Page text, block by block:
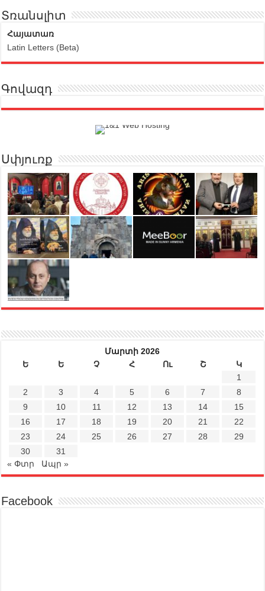
Տռանսլիտ
Հայատառ
Latin Letters (Beta)
Գովազդ
Սփյուռք
Մարտի 2026
Ե
Ե Չ Հ Ու Շ
Կ
1
2
3 4 5 6 7
8
9
10 11 12 13 14
15
16
17 18 19 20 21
22
23
24 25 26 27 28
29
30
31
« Փտր
Ապր »
Facebook